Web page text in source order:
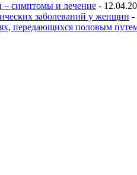
симптомы и лечение -
заболеваний у женщин -
передающихся половым